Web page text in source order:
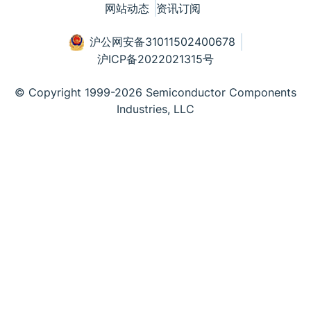
网站动态 资讯订阅
沪公网安备31011502400678
沪ICP备2022021315号
© Copyright 1999-2026 Semiconductor Components
Industries, LLC